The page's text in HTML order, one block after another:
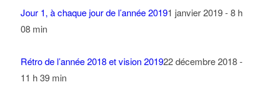
Jour 1, à chaque jour de l’année 20191 janvier 2019 - 8 h
08 min
Rétro de l’année 2018 et vision 201922 décembre 2018 -
11 h 39 min